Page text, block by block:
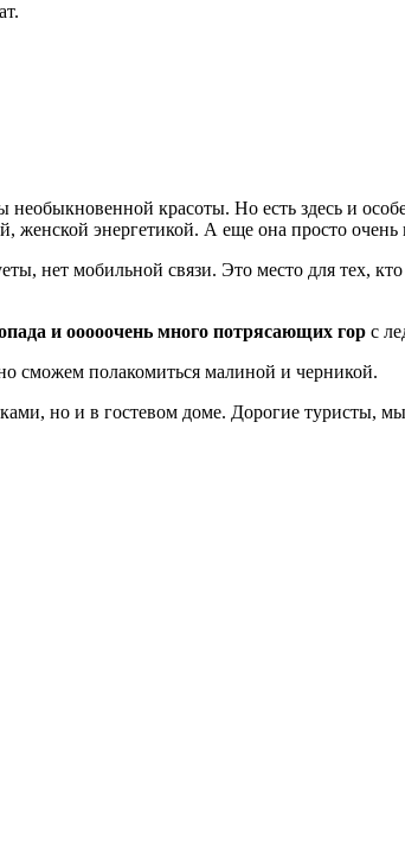
красоты. Но есть здесь и
женской энергетикой. А еще она просто очень
нет мобильной связи. Это место для тех,
и ооооочень много потрясающих гор с
сможем полакомиться малиной и черникой.
но и в гостевом доме. Дорогие туристы,